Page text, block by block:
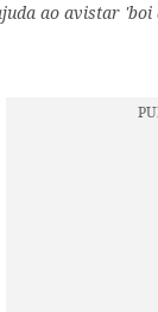
ao avistar